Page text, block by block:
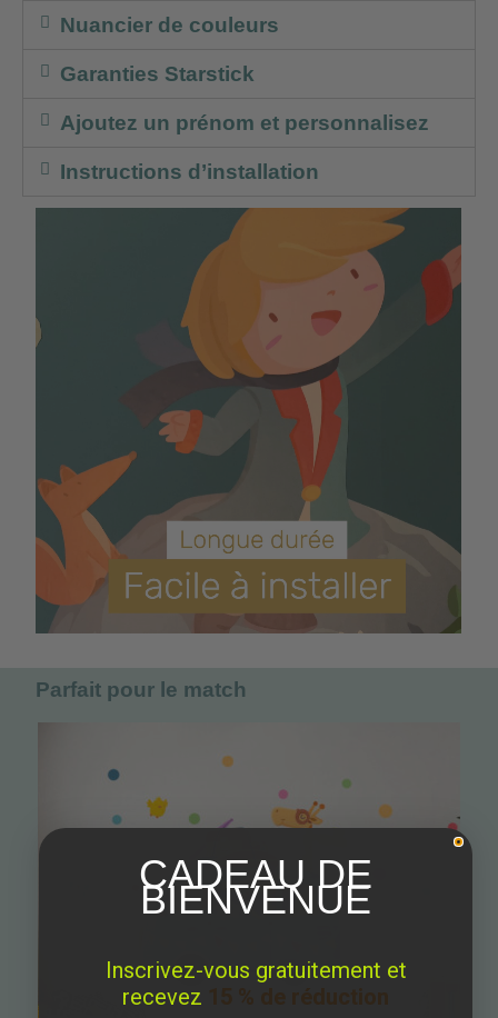
Nuancier de couleurs
Garanties Starstick
Ajoutez un prénom et personnalisez
Instructions d’installation
Parfait pour le match
CADEAU DE
BIENVENUE
Inscrivez-vous gratuitement et
recevez